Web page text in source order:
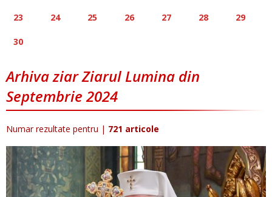
23 24 25 26 27 28 29
30
Arhiva ziar Ziarul Lumina din
Septembrie 2024
Numar rezultate pentru | 721 articole